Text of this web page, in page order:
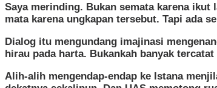
Saya merinding. Bukan semata karena ikut
mata karena ungkapan tersebut. Tapi ada
Dialog itu mengundang imajinasi
hirau pada harta. Bukankah banyak
Alih-alih mengendap-endap ke Istana